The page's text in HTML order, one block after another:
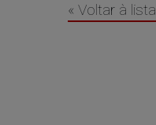
« Voltar à lista